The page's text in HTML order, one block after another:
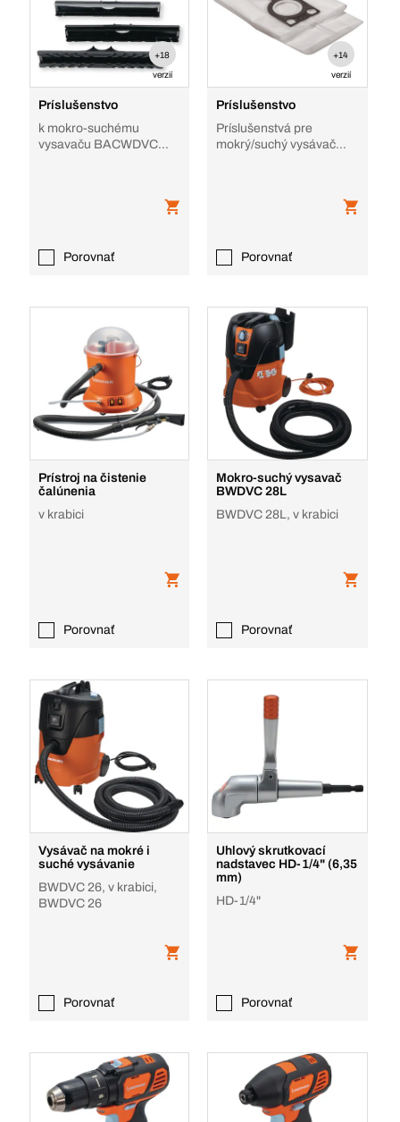
+18
verzií
Príslušenstvo
k mokro-suchému
vysavaču BACWDVC
Porovnať
+14
verzií
Príslušenstvo
Príslušenstvá pre
mokrý/suchý vysávač
Porovnať
Prístroj na čistenie
čalúnenia
v krabici
Porovnať
Mokro-suchý vysavač
BWDVC 28L
BWDVC 28L, v krabici
Porovnať
Vysávač na mokré i
suché vysávanie
BWDVC 26, v krabici,
BWDVC 26
Porovnať
Uhlový skrutkovací
nadstavec HD-1/4" (6,35
mm)
HD-1/4"
Porovnať